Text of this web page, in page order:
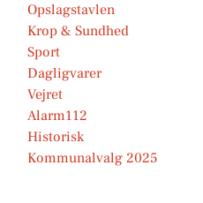
Opslagstavlen
Krop & Sundhed
Sport
Dagligvarer
Vejret
Alarm112
Historisk
Kommunalvalg 2025